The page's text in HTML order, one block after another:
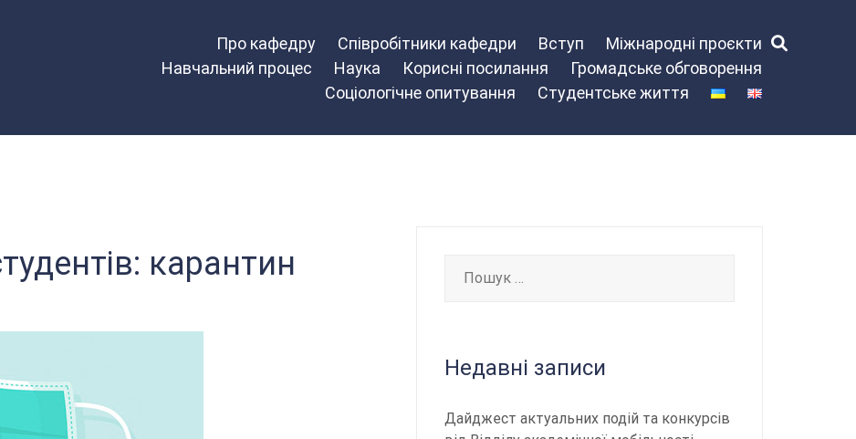
Про кафедру Співробітники кафедри Вступ
Міжнародні проєкти
Навчальний процес
Наука Корисні посилання
Громадське обговорення
Соціологічне опитування
Студентське життя
карантин
Недавні записи
Дайджест актуальних подій та конкурсів